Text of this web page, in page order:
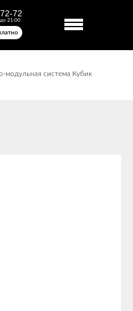
72
21:00
модульная система Кубик